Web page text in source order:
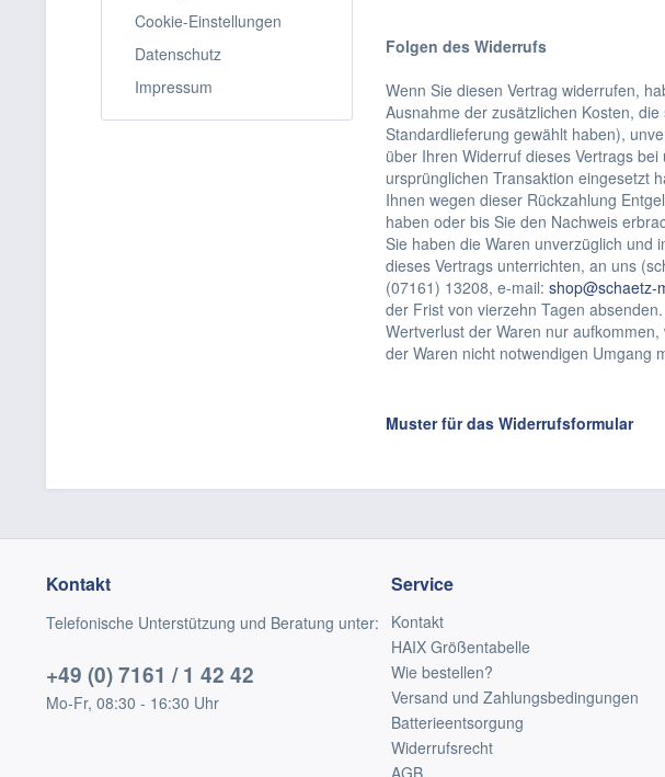
Cookie-Einstellungen
Datenschutz
Impressum
Folgen des Widerrufs
Wenn Sie diesen Vertrag widerrufen,
Ausnahme der zusätzlichen Kosten,
Standardlieferung gewählt haben),
über Ihren Widerruf dieses Vertrags
ursprünglichen Transaktion eingesetzt
Ihnen wegen dieser Rückzahlung
haben oder bis Sie den Nachweis
Sie haben die Waren unverzüglich und
dieses Vertrags unterrichten, an uns
(07161) 13208, e-mail: shop@schaetz-
der Frist von vierzehn Tagen
Wertverlust der Waren nur
der Waren nicht notwendigen Umgang
Muster für das Widerrufsformular
Kontakt
Telefonische Unterstützung und Beratung unter:
+49 (0) 7161 / 1 42 42
Mo-Fr, 08:30 - 16:30 Uhr
Service
Kontakt
HAIX Größentabelle
Wie bestellen?
Versand und Zahlungsbedingungen
Batterieentsorgung
Widerrufsrecht
AGB